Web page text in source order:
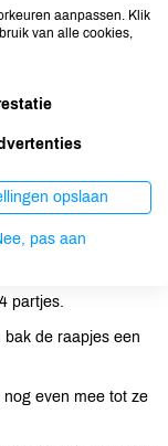
partjes.
de raapjes een
even mee tot ze
aanpassen. Klik
van alle cookies,
opslaan
pas aan